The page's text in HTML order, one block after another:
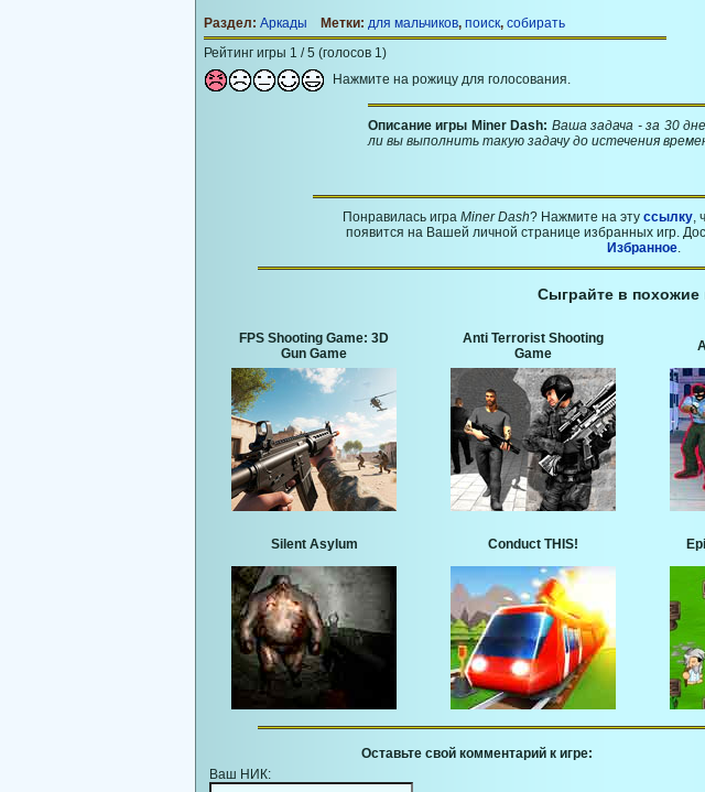
Раздел: Аркады Метки: для мальчиков, поиск, собирать
Рейтинг игры 1 / 5 (голосов 1)
Нажмите на рожицу для голосования.
Описание игры Miner Dash: Ваша задача - за 30
ли вы выполнить такую задачу до истечения
Понравилась игра Miner Dash? Нажмите на эту ссылку,
появится на Вашей личной странице избранных игр.
Избранное.
Сыграйте в похожие
FPS Shooting Game: 3D
Gun Game
Anti Terrorist Shooting
Game
Silent Asylum Conduct THIS!
Оставьте свой комментарий к игре:
Ваш НИК: